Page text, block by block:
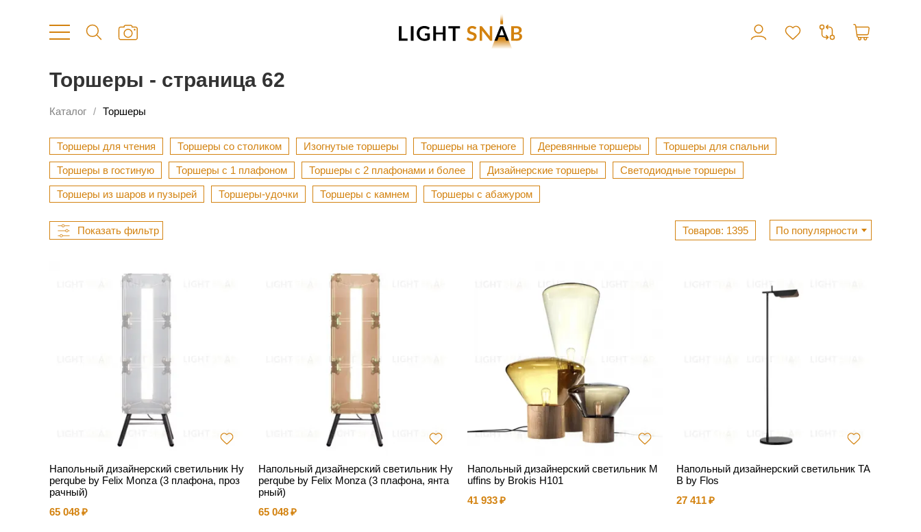
Торшеры - страница 62
Каталог Торшеры
Торшеры для чтения Торшеры со столиком Изогнутые торшеры Торшеры на треноге Деревянные торшеры Торшеры для спальни
Торшеры в гостиную Торшеры с 1 плафоном Торшеры с 2 плафонами и более Дизайнерские торшеры Светодиодные торшеры
Торшеры из шаров и пузырей Торшеры-удочки Торшеры с камнем Торшеры с абажуром
1395 По популярности
Напольный дизайнерский светильник Hy
perqube by Felix Monza (3 плафона, проз
рачный)
65 048
Напольный дизайнерский светильник Hy
perqube by Felix Monza (3 плафона, янта
рный)
65 048
Напольный дизайнерский светильник M
uffins by Brokis H101
41 933
Напольный дизайнерский светильник TA
B by Flos
27 411